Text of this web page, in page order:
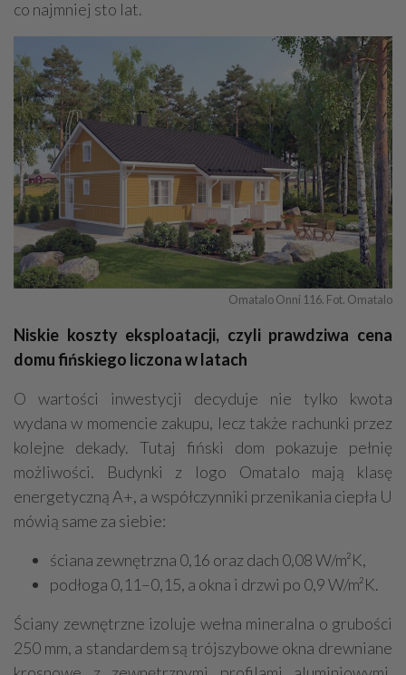
co najmniej sto lat.
Omatalo Onni 116. Fot. Omatalo
Niskie koszty eksploatacji, czyli prawdziwa cena
domu fińskiego liczona w latach
O wartości inwestycji decyduje nie tylko kwota
wydana w momencie zakupu, lecz także rachunki przez
kolejne dekady. Tutaj fiński dom pokazuje pełnię
możliwości. Budynki z logo Omatalo mają klasę
energetyczną A+, a współczynniki przenikania ciepła U
mówią same za siebie:
ściana zewnętrzna 0,16 oraz dach 0,08 W/m²K,
podłoga 0,11–0,15, a okna i drzwi po 0,9 W/m²K.
Ściany zewnętrzne izoluje wełna mineralna o grubości
250 mm, a standardem są trójszybowe okna drewniane